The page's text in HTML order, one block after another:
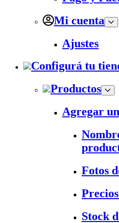
Mi cuenta
Ajustes
Configurá tu
Productos
Agregar
Fotos
Stock